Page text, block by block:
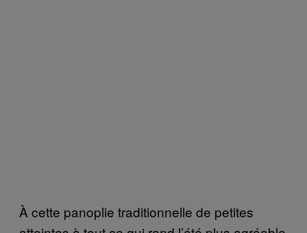
À cette panoplie traditionnelle de petites